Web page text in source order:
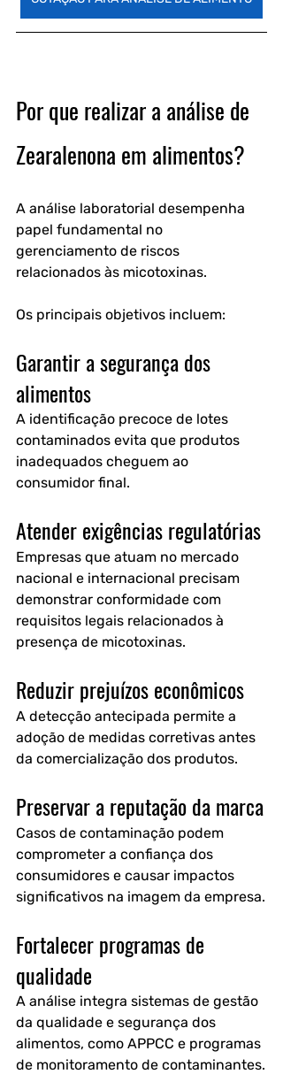
Por que realizar a análise de
Zearalenona em alimentos?
A análise laboratorial desempenha
papel fundamental no
gerenciamento de riscos
relacionados às micotoxinas.
Os principais objetivos incluem:
Garantir a segurança dos
alimentos
A identificação precoce de lotes
contaminados evita que produtos
inadequados cheguem ao
consumidor final.
Atender exigências regulatórias
Empresas que atuam no mercado
nacional e internacional precisam
demonstrar conformidade com
requisitos legais relacionados à
presença de micotoxinas.
Reduzir prejuízos econômicos
A detecção antecipada permite a
adoção de medidas corretivas antes
da comercialização dos produtos.
Preservar a reputação da marca
Casos de contaminação podem
comprometer a confiança dos
consumidores e causar impactos
significativos na imagem da empresa.
Fortalecer programas de
qualidade
A análise integra sistemas de gestão
da qualidade e segurança dos
alimentos, como APPCC e programas
de monitoramento de contaminantes.